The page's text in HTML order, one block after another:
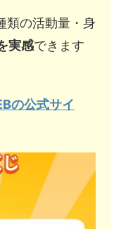
類の活動量・身
実感できます
の公式サイ